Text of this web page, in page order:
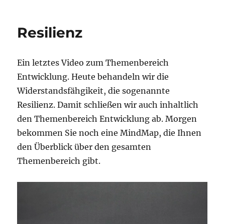
Resilienz
Ein letztes Video zum Themenbereich
Entwicklung. Heute behandeln wir die
Widerstandsfähgikeit, die sogenannte
Resilienz. Damit schließen wir auch inhaltlich
den Themenbereich Entwicklung ab. Morgen
bekommen Sie noch eine MindMap, die Ihnen
den Überblick über den gesamten
Themenbereich gibt.